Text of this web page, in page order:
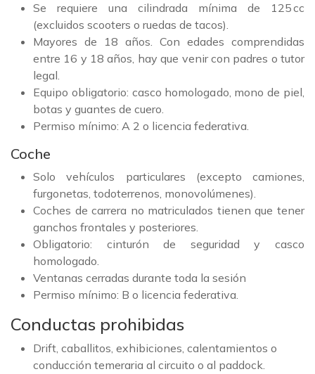
Se requiere una cilindrada mínima de 125 cc
(excluidos scooters o ruedas de tacos).
Mayores de 18 años. Con edades comprendidas
entre 16 y 18 años, hay que venir con padres o tutor
legal.
Equipo obligatorio: casco homologado, mono de piel,
botas y guantes de cuero.
Permiso mínimo: A 2 o licencia federativa.
Coche
Solo vehículos particulares (excepto camiones,
furgonetas, todoterrenos, monovolúmenes).
Coches de carrera no matriculados tienen que tener
ganchos frontales y posteriores.
Obligatorio: cinturón de seguridad y casco
homologado.
Ventanas cerradas durante toda la sesión
Permiso mínimo: B o licencia federativa.
Conductas prohibidas
Drift, caballitos, exhibiciones, calentamientos o
conducción temeraria al circuito o al paddock.